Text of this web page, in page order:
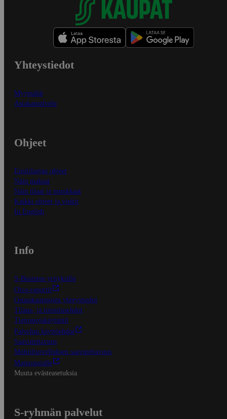
Yhteystiedot
Myymälät
Asiakaspalvelu
Ohjeet
Ensitilaajan ohjeet
Näin maksat
Näin tilaat ja muokkaat
Kaikki ohjeet ja vinkit
In English
Info
S-Business yrityksille
Oiva-raportit
Osuuskauppojen yhteystiedot
Tilaus- ja toimitusehdot
Tietosuojakäytäntö
Palvelun käyttöehdot
Saavutettavuus
Mobiilisovelluksen saavutettavuus
Mainostajalle
Muuta evästeasetuksia
S-ryhmän palvelut